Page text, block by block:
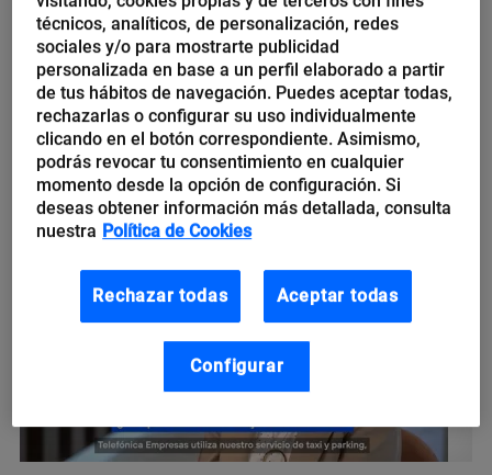
newsletter
En la actualidad, acceder a información actualizada es un
impulsor indispensable para el progreso empresarial,
permitiendo que las empresas avancen de manera más ágil y
eficiente. Hoy en día...
técnicos, analíticos, de personalización, redes
sociales y/o para mostrarte publicidad
personalizada en base a un perfil elaborado a partir
de tus hábitos de navegación. Puedes aceptar todas,
rechazarlas o configurar su uso individualmente
clicando en el botón correspondiente. Asimismo,
podrás revocar tu consentimiento en cualquier
momento desde la opción de configuración. Si
deseas obtener información más detallada, consulta
nuestra Política de Cookies
Rechazar todas Aceptar todas
Configurar